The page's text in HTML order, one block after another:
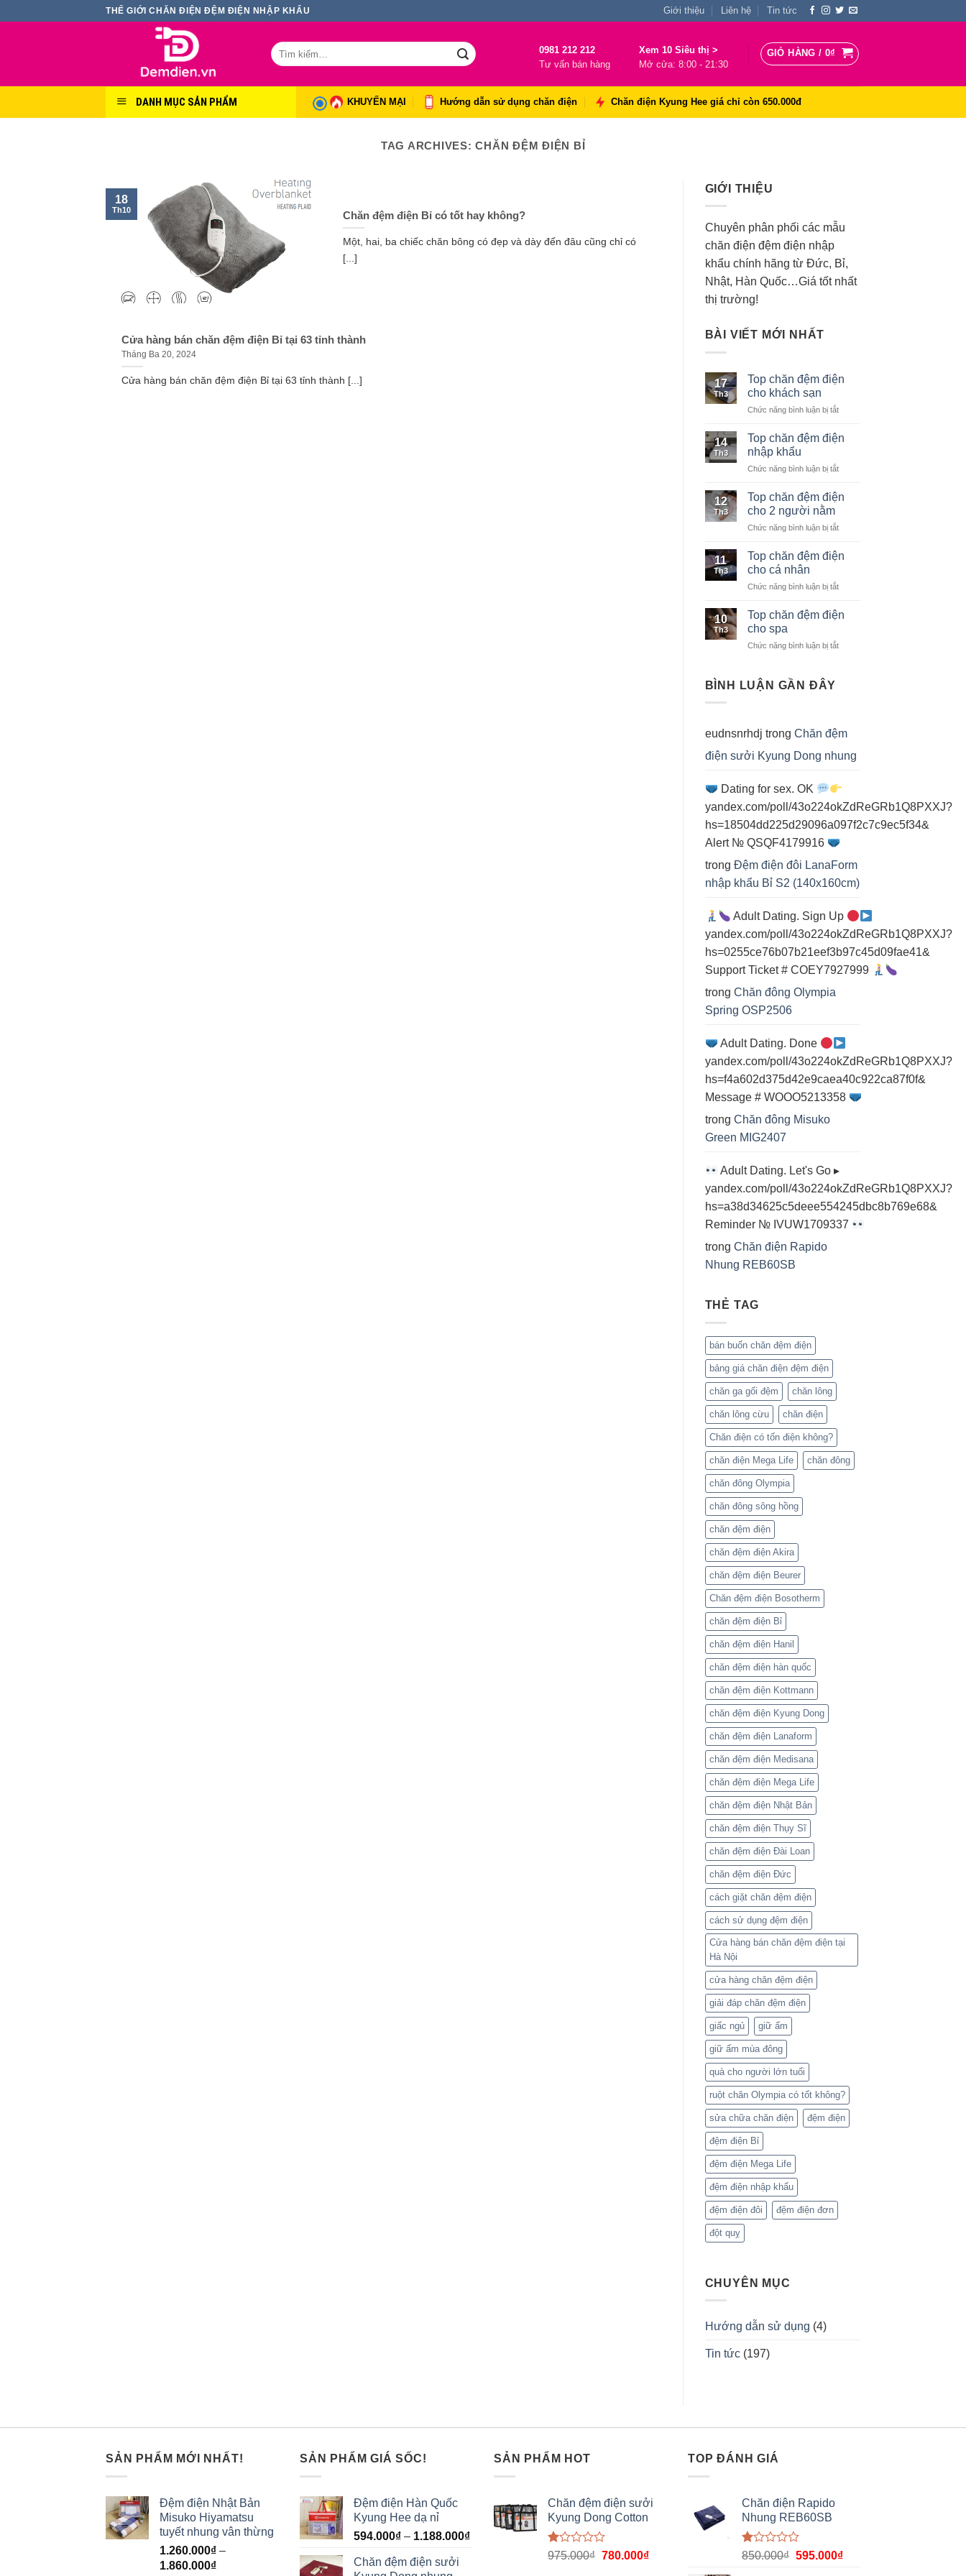
THẾ GIỚI CHĂN ĐIỆN ĐỆM ĐIỆN NHẬP KHẨU Giới thiệu Liên hệ Tin tức
Tìm
kiếm:
0981 212 212
Tư vấn bán hàng
Xem 10 Siêu thị >
Mở cửa: 8:00 - 21:30
GIỎ HÀNG / 0₫
DANH MỤC SẢN PHẨM KHUYẾN MẠI Hướng dẫn sử dụng chăn điện Chăn điện Kyung Hee giá chỉ còn 650.000đ
TAG ARCHIVES:CHĂN ĐỆM ĐIỆN BỈ
Chăn đệm điện Bỉ có tốt hay không?
Một, hai, ba chiếc chăn bông có đẹp và dày đến đâu cũng chỉ có
[...]
18
Th10
Cửa hàng bán chăn đệm điện Bỉ tại 63 tỉnh thành
Tháng Ba 20, 2024
Cửa hàng bán chăn đệm điện Bỉ tại 63 tỉnh thành [...]
GIỚI THIỆU
Chuyên phân phối các mẫu
chăn điện đệm điện nhập
khẩu chính hãng từ Đức, Bỉ,
Nhật, Hàn Quốc…Giá tốt nhất
thị trường!
BÀI VIẾT MỚI NHẤT
17
Th3
Top chăn đệm điện
cho khách sạn
Chức năng bình luận bị tắtở
chăn
cho
sạn
14
Th3
Top chăn đệm điện
nhập khẩu
Chức năng bình luận bị tắtở
chăn
nhập
12
Th3
Top chăn đệm điện
cho 2 người nằm
Chức năng bình luận bị tắtở
chăn
cho
người
11
Th3
Top chăn đệm điện
cho cá nhân
Chức năng bình luận bị tắtở
chăn
cho
10
Th3
Top chăn đệm điện
cho spa
Chức năng bình luận bị tắtở
BÌNH LUẬN GẦN ĐÂY
eudnsnrhdj trong Chăn đệm
điện sưởi Kyung Dong nhung
Dating for sex. OK
yandex.com/poll/43o224okZdReGRb1Q8PXXJ?
hs=18504dd225d29096a097f2c7c9ec5f34&
Alert № QSQF4179916
trong Đệm điện đôi LanaForm
nhập khẩu Bỉ S2 (140x160cm)
Adult Dating. Sign Up
yandex.com/poll/43o224okZdReGRb1Q8PXXJ?
hs=0255ce76b07b21eef3b97c45d09fae41&
Support Ticket # COEY7927999
trong Chăn đông Olympia
Spring OSP2506
Adult Dating. Done
yandex.com/poll/43o224okZdReGRb1Q8PXXJ?
hs=f4a602d375d42e9caea40c922ca87f0f&
Message # WOOO5213358
trong Chăn đông Misuko
Green MIG2407
Adult Dating. Let's Go ▸
yandex.com/poll/43o224okZdReGRb1Q8PXXJ?
hs=a38d34625c5deee554245dbc8b769e68&
Reminder № IVUW1709337
trong Chăn điện Rapido
Nhung REB60SB
THẺ TAG
bán buốn chăn đệm điện
bảng giá chăn điện đệm điện
chăn ga gối đệm chăn lông
chăn lông cừu chăn điện
Chăn điện có tốn điện không?
chăn điện Mega Life chăn đông
chăn đông Olympia
chăn đông sông hồng
chăn đệm điện
chăn đệm điện Akira
chăn đệm điện Beurer
Chăn đệm điện Bosotherm
chăn đệm điện Bỉ
chăn đệm điện Hanil
chăn đệm điện hàn quốc
chăn đệm điện Kottmann
chăn đệm điện Kyung Dong
chăn đệm điện Lanaform
chăn đệm điện Medisana
chăn đệm điện Mega Life
chăn đệm điện Nhật Bản
chăn đệm điện Thụy Sĩ
chăn đệm điện Đài Loan
chăn đệm điện Đức
cách giặt chăn đệm điện
cách sử dụng đệm điện
Cửa hàng bán chăn đệm điện tại
Hà Nội
cửa hàng chăn đệm điện
giải đáp chăn đệm điện
giấc ngủ giữ ấm
giữ ấm mùa đông
quà cho người lớn tuổi
ruột chăn Olympia có tốt không?
sửa chữa chăn điện đệm điện
đệm điện Bỉ
đệm điện Mega Life
đệm điện nhập khẩu
đệm điện đôi đệm điện đơn
đột quỵ
CHUYÊN MỤC
Hướng dẫn sử dụng (4)
Tin tức(197)
SẢN PHẨM MỚI NHẤT!
Đệm điện Nhật Bản
Misuko Hiyamatsu
tuyết nhung vân thừng
1.260.000₫ –
1.860.000₫
SẢN PHẨM GIÁ SỐC!
Đệm điện Hàn Quốc
Kyung Hee dạ nỉ
594.000₫ – 1.188.000₫
Chăn đệm điện sưởi
SẢN PHẨM HOT
Chăn đệm điện sưởi
Kyung Dong Cotton
Được
975.000₫ 780.000₫
TOP ĐÁNH GIÁ
Chăn điện Rapido
Nhung REB60SB
Được
850.000₫ 595.000₫